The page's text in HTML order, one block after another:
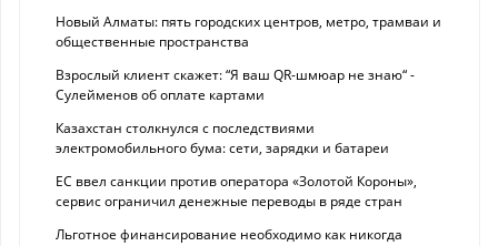
Новый Алматы: пять городских центров, метро, трамваи и
общественные пространства
Взрослый клиент скажет: “Я ваш QR-шмюар не знаю“ -
Сулейменов об оплате картами
Казахстан столкнулся с последствиями
электромобильного бума: сети, зарядки и батареи
ЕС ввел санкции против оператора «Золотой Короны»,
сервис ограничил денежные переводы в ряде стран
Льготное финансирование необходимо как никогда